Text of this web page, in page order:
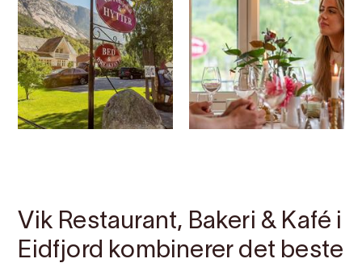
Vik Restaurant, Bakeri & Kafé i
Eidfjord kombinerer det beste